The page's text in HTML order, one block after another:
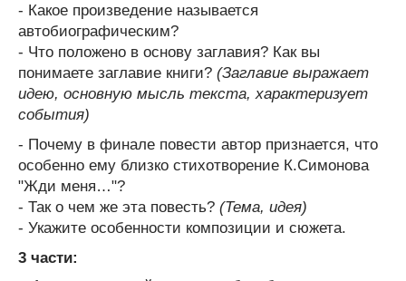
- Какое произведение называется
автобиографическим?
- Что положено в основу заглавия? Как вы
понимаете заглавие книги? (Заглавие выражает
идею, основную мысль текста, характеризует
события)
- Почему в финале повести автор признается, что
особенно ему близко стихотворение К.Симонова
"Жди меня…"?
- Так о чем же эта повесть? (Тема, идея)
- Укажите особенности композиции и сюжета.
3 части: